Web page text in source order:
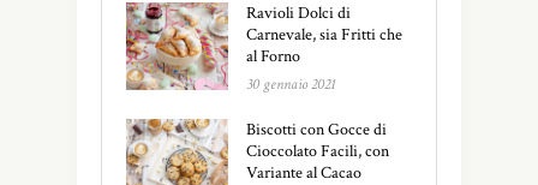
Ravioli Dolci di
Carnevale, sia Fritti che
al Forno
30 gennaio 2021
Biscotti con Gocce di
Cioccolato Facili, con
Variante al Cacao